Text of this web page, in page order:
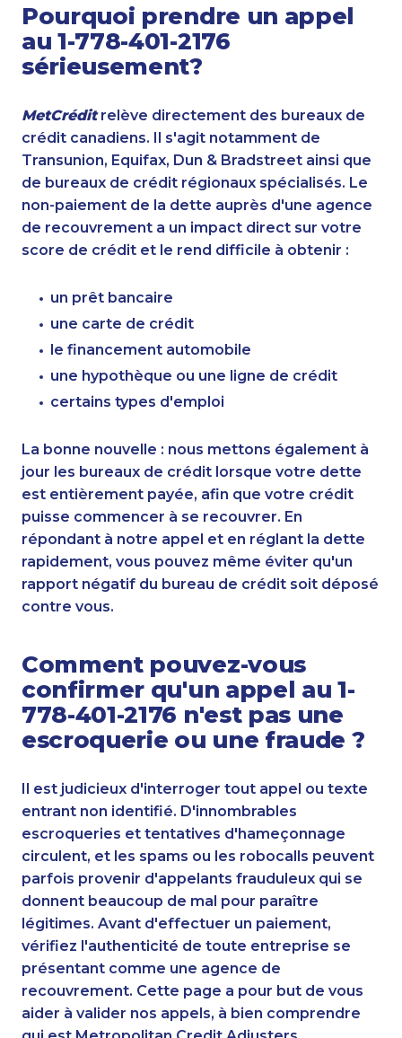
Pourquoi prendre un appel
au 1-778-401-2176
sérieusement?
MetCréditrelève directement des bureaux de
crédit canadiens. Il s'agit notamment de
Transunion, Equifax, Dun & Bradstreet ainsi que
de bureaux de crédit régionaux spécialisés. Le
non-paiement de la dette auprès d'une agence
de recouvrement a un impact direct sur votre
score de crédit et le rend difficile à obtenir :
un prêt bancaire
une carte de crédit
le financement automobile
une hypothèque ou une ligne de crédit
certains types d'emploi
La bonne nouvelle : nous mettons également à
jour les bureaux de crédit lorsque votre dette
est entièrement payée, afin que votre crédit
puisse commencer à se recouvrer. En
répondant à notre appel et en réglant la dette
rapidement, vous pouvez même éviter qu'un
rapport négatif du bureau de crédit soit déposé
contre vous.
Comment pouvez-vous
confirmer qu'un appel au 1-
778-401-2176 n'est pas une
escroquerie ou une fraude ?
Il est judicieux d'interroger tout appel ou texte
entrant non identifié. D'innombrables
escroqueries et tentatives d'hameçonnage
circulent, et les spams ou les robocalls peuvent
parfois provenir d'appelants frauduleux qui se
donnent beaucoup de mal pour paraître
légitimes. Avant d'effectuer un paiement,
vérifiez l'authenticité de toute entreprise se
présentant comme une agence de
recouvrement. Cette page a pour but de vous
aider à valider nos appels, à bien comprendre